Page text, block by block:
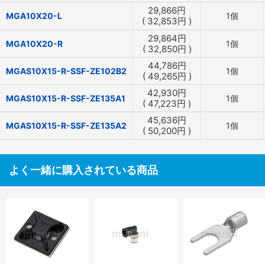
MGA10X20-L 29,866円
( 32,853円 ) 1個
MGA10X20-R 29,864円
( 32,850円 ) 1個
MGAS10X15-R-SSF-ZE102B2 44,786円
( 49,265円 ) 1個
MGAS10X15-R-SSF-ZE135A1 42,930円
( 47,223円 ) 1個
MGAS10X15-R-SSF-ZE135A2 45,636円
( 50,200円 ) 1個
よく一緒に購入されている商品